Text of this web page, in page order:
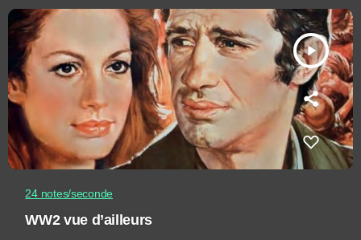
play_arrow
24 notes/seconde
WW2 vue d’ailleurs